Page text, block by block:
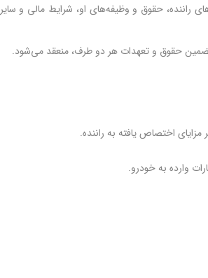
حقوق و وظیفه‌های او، شرایط مالی و سایر
حقوق و تعهدات هر دو طرف، منعقد می‌شود.
مزایای اختصاص یافته به راننده.
وارده به خودرو.